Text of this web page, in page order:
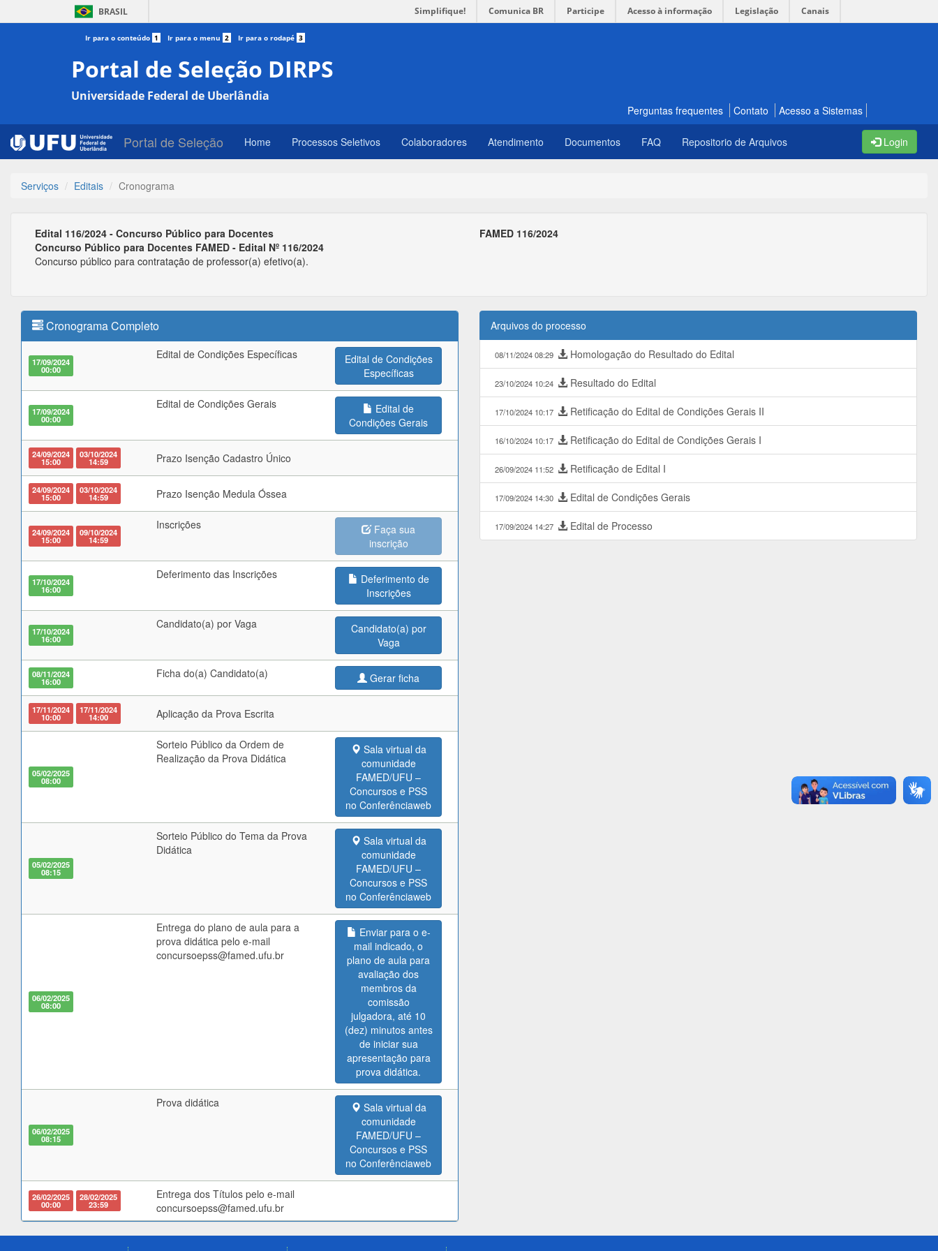
BRASIL Simplifique! Comunica BR Participe Acesso à informação Legislação Canais
Ir para o conteúdo 1 Ir para o menu 2 Ir para o rodapé 3
Portal de Seleção DIRPS
Universidade Federal de Uberlândia
Perguntas frequentes Contato Acesso a Sistemas
Portal de Seleção Home Processos Seletivos Colaboradores Atendimento Documentos FAQ Repositorio de Arquivos Login
Serviços Editais Cronograma
Edital 116/2024 - Concurso Público para Docentes
FAMED 116/2024
Concurso Público para Docentes FAMED - Edital Nº 116/2024
Concurso público para contratação de professor(a) efetivo(a).
Cronograma Completo
17/09/2024
00:00
Edital de Condições Específicas
Edital de Condições
Específicas
17/09/2024
00:00
Edital de Condições Gerais
Edital de
Condições Gerais
24/09/2024
15:00
03/10/2024
14:59 Prazo Isenção Cadastro Único
24/09/2024
15:00
03/10/2024
14:59 Prazo Isenção Medula Óssea
24/09/2024
15:00
09/10/2024
14:59
Inscrições
Faça sua
inscrição
17/10/2024
16:00
Deferimento das Inscrições
Deferimento de
Inscrições
17/10/2024
16:00
Candidato(a) por Vaga
Candidato(a) por
Vaga
08/11/2024
16:00
Ficha do(a) Candidato(a) Gerar ficha
17/11/2024
10:00
17/11/2024
14:00 Aplicação da Prova Escrita
05/02/2025
08:00
Sorteio Público da Ordem de
Realização da Prova Didática
Sala virtual da
comunidade
FAMED/UFU –
Concursos e PSS
no Conferênciaweb
05/02/2025
08:15
Sorteio Público do Tema da Prova
Didática
Sala virtual da
comunidade
FAMED/UFU –
Concursos e PSS
no Conferênciaweb
06/02/2025
08:00
Entrega do plano de aula para a
prova didática pelo e-mail
concursoepss@famed.ufu.br
Enviar para o e-
mail indicado, o
plano de aula para
avaliação dos
membros da
comissão
julgadora, até 10
(dez) minutos antes
de iniciar sua
apresentação para
prova didática.
06/02/2025
08:15
Prova didática
Sala virtual da
comunidade
FAMED/UFU –
Concursos e PSS
no Conferênciaweb
26/02/2025
00:00
28/02/2025
23:59
Entrega dos Títulos pelo e-mail
concursoepss@famed.ufu.br
Arquivos do processo
08/11/2024 08:29 Homologação do Resultado do Edital
23/10/2024 10:24 Resultado do Edital
17/10/2024 10:17 Retificação do Edital de Condições Gerais II
16/10/2024 10:17 Retificação do Edital de Condições Gerais I
26/09/2024 11:52 Retificação de Edital I
17/09/2024 14:30 Edital de Condições Gerais
17/09/2024 14:27 Edital de Processo